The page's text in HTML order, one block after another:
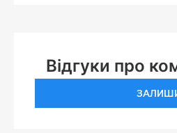
Відгуки про